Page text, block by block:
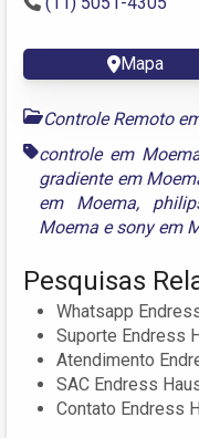
Mapa
Controle Remoto
controle em
gradiente em
em Moema,
Moema esony em
Pesquisas
Whatsapp
Suporte Endress
Atendimento
SAC Endress
Contato Endress